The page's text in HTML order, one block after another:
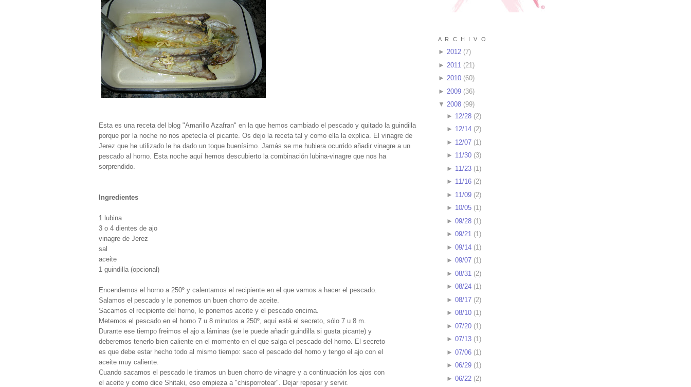
Esta es una receta del blog "Amarillo Azafran" en la que hemos cambiado el pescado y quitado la guindilla
porque por la noche no nos apetecía el picante. Os dejo la receta tal y como ella la explica. El vinagre de
Jerez que he utilizado le ha dado un toque buenísimo. Jamás se me hubiera ocurrido añadir vinagre a un
pescado al horno. Esta noche aquí hemos descubierto la combinación lubina-vinagre que nos ha
sorprendido.
Ingredientes
1 lubina
3 o 4 dientes de ajo
vinagre de Jerez
sal
aceite
1 guindilla (opcional)
Encendemos el horno a 250º y calentamos el recipiente en el que vamos a hacer el pescado.
Salamos el pescado y le ponemos un buen chorro de aceite.
Sacamos el recipiente del horno, le ponemos aceite y el pescado encima.
Metemos el pescado en el horno 7 u 8 minutos a 250º, aquí está el secreto, sólo 7 u 8 m.
Durante ese tiempo freimos el ajo a láminas (se le puede añadir guindilla si gusta picante) y
deberemos tenerlo bien caliente en el momento en el que salga el pescado del horno. El secreto
es que debe estar hecho todo al mismo tiempo: saco el pescado del horno y tengo el ajo con el
aceite muy caliente.
Cuando sacamos el pescado le tiramos un buen chorro de vinagre y a continuación los ajos con
el aceite y como dice Shitaki, eso empieza a "chisporrotear". Dejar reposar y servir.
A R C H I V O
► 2012 (7)
► 2011 (21 )
► 2010 (60)
► 2009 (36)
▼ 2008 (99)
► 12/28(2)
► 12/14(2)
► 12/07(1)
► 11/30(3)
► 11/23(1)
► 11/16(2)
► 11/09(2)
► 10/05(1)
► 09/28(1)
► 09/21(1)
► 09/14(1)
► 09/07(1)
► 08/31 (2)
► 08/24(1)
► 08/17(2)
► 08/10(1)
► 07/20(1)
► 07/13(1)
► 07/06(1)
► 06/29(1)
► 06/22(2)